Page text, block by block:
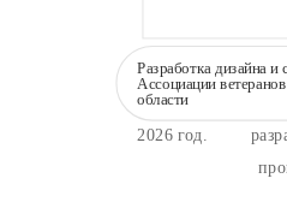
Разработка дизайна и
Ассоциации
области
2026 год.